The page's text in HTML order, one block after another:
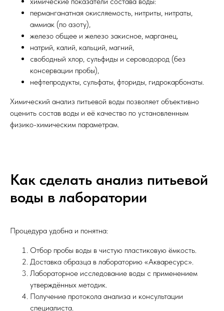
перманганатная окисляемость, нитриты, нитраты,
аммиак (по азоту),
железо общее и железо закисное, марганец,
натрий, калий, кальций, магний,
свободный хлор, сульфиды и сероводород (без
консервации пробы),
нефтепродукты, сульфаты, фториды, гидрокарбонаты.
Химический анализ питьевой воды позволяет объективно
оценить состав воды и её качество по установленным
физико-химическим параметрам.
Как сделать анализ питьевой
воды в лаборатории
Процедура удобна и понятна:
Отбор пробы воды в чистую пластиковую ёмкость.
Доставка образца в лабораторию «Акваресурс».
Лабораторное исследование воды с применением
утверждённых методик.
Получение протокола анализа и консультации
специалиста.